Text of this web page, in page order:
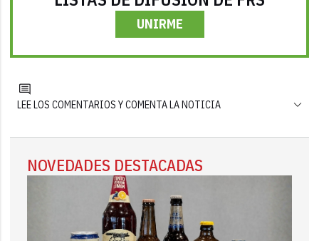
UNIRME
LEE LOS COMENTARIOS Y COMENTA LA NOTICIA
NOVEDADES DESTACADAS